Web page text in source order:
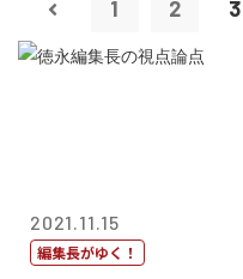
1 2 3
2021.11.15
編集長がゆく！